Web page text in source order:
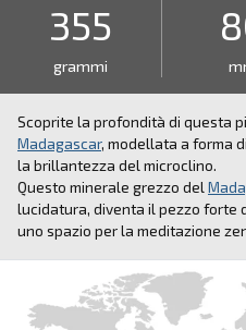
355
grammi
Scoprite la profondità di questa
Madagascar, modellata a forma
la brillantezza del microclino.
Questo minerale grezzo del
lucidatura, diventa il pezzo forte
uno spazio per la meditazione